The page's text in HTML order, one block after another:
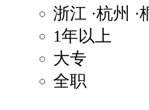
浙江 ·杭州 ·
1年以上
大专
全职